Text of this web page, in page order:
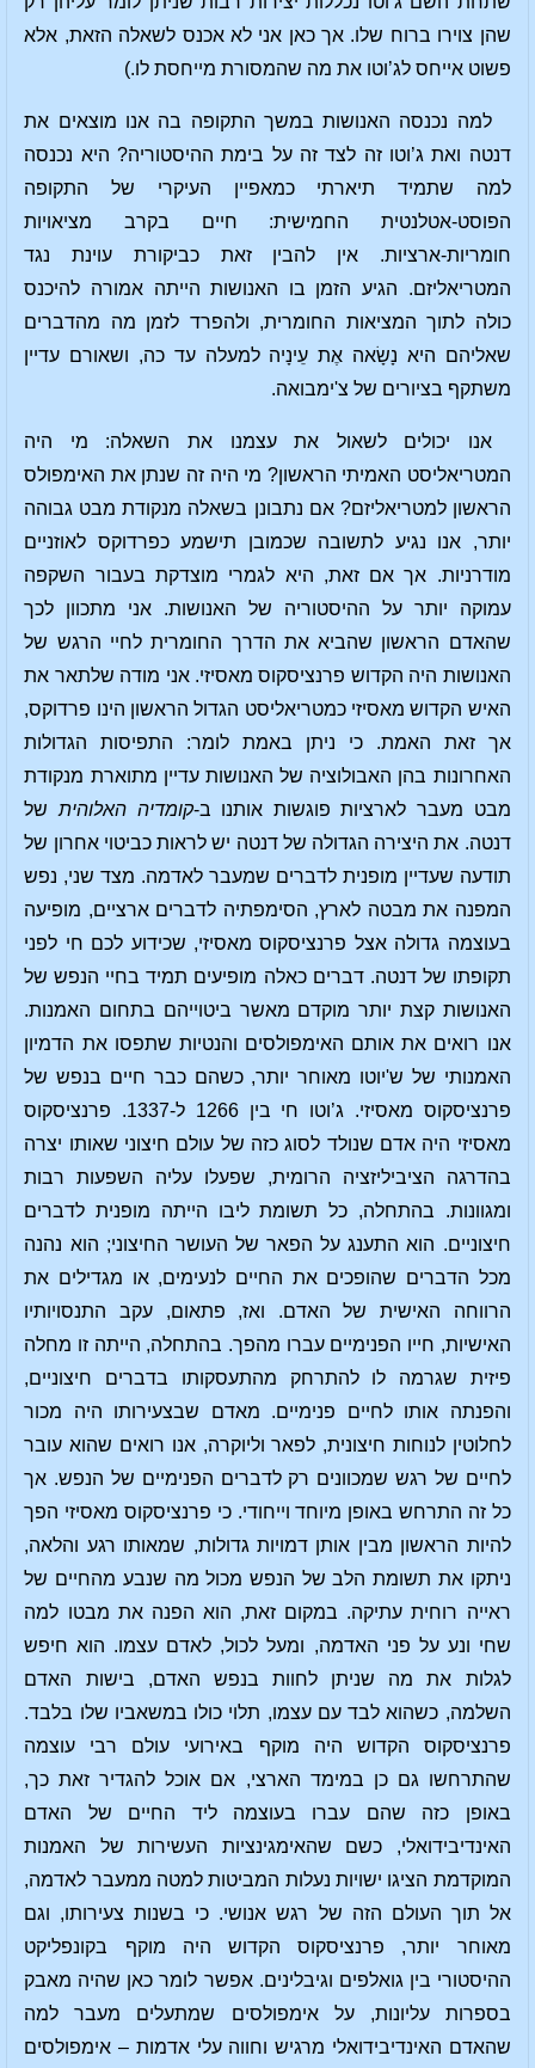
שהן צוירו ברוח שלו. אך כאן אני לא אכנס לשאלה הזאת, אלא
פשוט אייחס לג’וטו את מה שהמסורת מייחסת לו.)
למה נכנסה האנושות במשך התקופה בה אנו מוצאים את
דנטה ואת ג’וטו זה לצד זה על בימת ההיסטוריה? היא נכנסה
למה שתמיד תיארתי כמאפיין העיקרי של התקופה
הפוסט-אטלנטית החמישית: חיים בקרב מציאויות
חומריות-ארציות. אין להבין זאת כביקורת עוינת נגד
המטריאליזם. הגיע הזמן בו האנושות הייתה אמורה להיכנס
כולה לתוך המציאות החומרית, ולהפרד לזמן מה מהדברים
שאליהם היא נָשָׂאה אֶת עֵינָיה למעלה עד כה, ושאורם עדיין
משתקף בציורים של צ'ימבואה.
אנו יכולים לשאול את עצמנו את השאלה: מי היה
המטריאליסט האמיתי הראשון? מי היה זה שנתן את האימפולס
הראשון למטריאליזם? אם נתבונן בשאלה מנקודת מבט גבוהה
יותר, אנו נגיע לתשובה שכמובן תישמע כפרדוקס לאוזניים
מודרניות. אך אם זאת, היא לגמרי מוצדקת בעבור השקפה
עמוקה יותר על ההיסטוריה של האנושות. אני מתכוון לכך
שהאדם הראשון שהביא את הדרך החומרית לחיי הרגש של
האנושות היה הקדוש פרנציסקוס מאסיזי. אני מודה שלתאר את
האיש הקדוש מאסיזי כמטריאליסט הגדול הראשון הינו פרדוקס,
אך זאת האמת. כי ניתן באמת לומר: התפיסות הגדולות
האחרונות בהן האבולוציה של האנושות עדיין מתוארת מנקודת
מבט מעבר לארציות פוגשות אותנו ב-קומדיה האלוהית של
דנטה. את היצירה הגדולה של דנטה יש לראות כביטוי אחרון של
תודעה שעדיין מופנית לדברים שמעבר לאדמה. מצד שני, נפש
המפנה את מבטה לארץ, הסימפתיה לדברים ארציים, מופיעה
בעוצמה גדולה אצל פרנציסקוס מאסיזי, שכידוע לכם חי לפני
תקופתו של דנטה. דברים כאלה מופיעים תמיד בחיי הנפש של
האנושות קצת יותר מוקדם מאשר ביטוייהם בתחום האמנות.
אנו רואים את אותם האימפולסים והנטיות שתפסו את הדמיון
האמנותי של ש'יוטו מאוחר יותר, כשהם כבר חיים בנפש של
פרנציסקוס מאסיזי. ג’וטו חי בין 1266 ל-1337. פרנציסקוס
מאסיזי היה אדם שנולד לסוג כזה של עולם חיצוני שאותו יצרה
בהדרגה הציביליזציה הרומית, שפעלו עליה השפעות רבות
ומגוונות. בהתחלה, כל תשומת ליבו הייתה מופנית לדברים
חיצוניים. הוא התענג על הפאר של העושר החיצוני; הוא נהנה
מכל הדברים שהופכים את החיים לנעימים, או מגדילים את
הרווחה האישית של האדם. ואז, פתאום, עקב התנסויותיו
האישיות, חייו הפנימיים עברו מהפך. בהתחלה, הייתה זו מחלה
פיזית שגרמה לו להתרחק מהתעסקותו בדברים חיצוניים,
והפנתה אותו לחיים פנימיים. מאדם שבצעירותו היה מכור
לחלוטין לנוחות חיצונית, לפאר וליוקרה, אנו רואים שהוא עובר
לחיים של רגש שמכוונים רק לדברים הפנימיים של הנפש. אך
כל זה התרחש באופן מיוחד וייחודי. כי פרנציסקוס מאסיזי הפך
להיות הראשון מבין אותן דמויות גדולות, שמאותו רגע והלאה,
ניתקו את תשומת הלב של הנפש מכול מה שנבע מהחיים של
ראייה רוחית עתיקה. במקום זאת, הוא הפנה את מבטו למה
שחי ונע על פני האדמה, ומעל לכול, לאדם עצמו. הוא חיפש
לגלות את מה שניתן לחוות בנפש האדם, בישות האדם
השלמה, כשהוא לבד עם עצמו, תלוי כולו במשאביו שלו בלבד.
פרנציסקוס הקדוש היה מוקף באירועי עולם רבי עוצמה
שהתרחשו גם כן במימד הארצי, אם אוכל להגדיר זאת כך,
באופן כזה שהם עברו בעוצמה ליד החיים של האדם
האינדיבידואלי, כשם שהאימגינציות העשירות של האמנות
המוקדמת הציגו ישויות נעלות המביטות למטה ממעבר לאדמה,
אל תוך העולם הזה של רגש אנושי. כי בשנות צעירותו, וגם
מאוחר יותר, פרנציסקוס הקדוש היה מוקף בקונפליקט
ההיסטורי בין גואלפים וגיבלינים. אפשר לומר כאן שהיה מאבק
בספרות עליונות, על אימפולסים שמתעלים מעבר למה
שהאדם האינדיבידואלי מרגיש וחווה עלי אדמות – אימפולסים